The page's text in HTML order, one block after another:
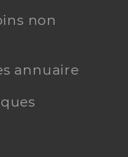
non
annuaire